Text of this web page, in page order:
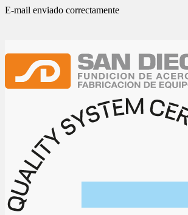
E-mail enviado correctamente